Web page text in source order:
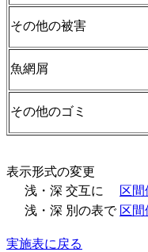
その他の被害
魚網屑
その他のゴミ
表示形式の変更
浅・深 交互に
区間
浅・深 別の表で 区間
実施表に戻る